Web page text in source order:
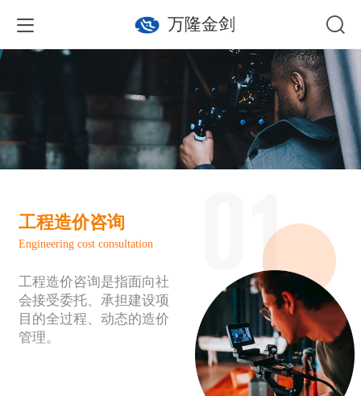
万隆金剑
工程造价咨询
Engineering cost consultation
工程造价咨询是指面向社
会接受委托、承担建设项
目的全过程、动态的造价
管理。